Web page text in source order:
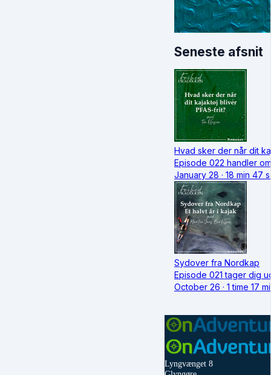
Seneste afsnit
Hvad sker der når dit
Episode 022 handler
January 28 · 18 min 47
Sydover fra Nordkap
Episode 021 tager dig
October 26 · 1 time 17
Lyngvænget 8